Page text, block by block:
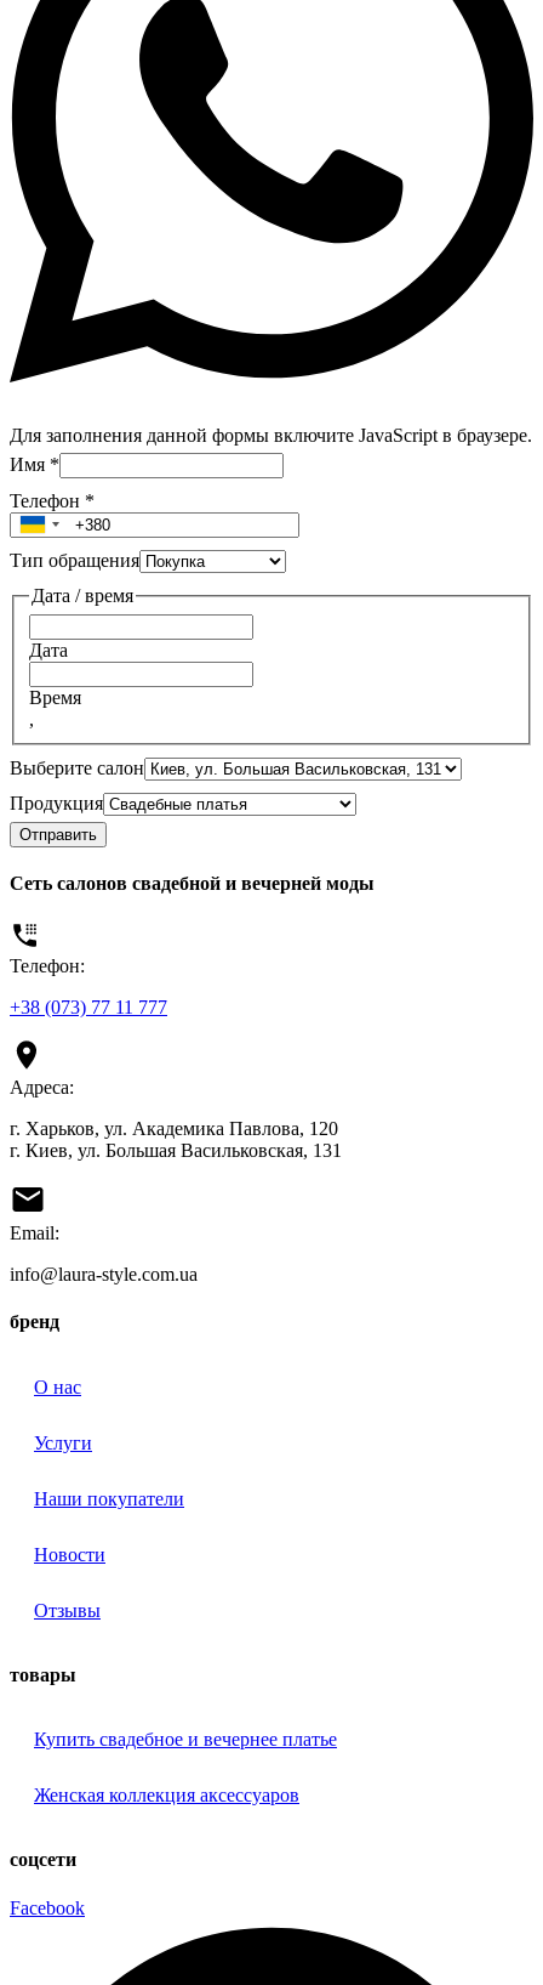
Для заполнения данной формы включите JavaScript в браузере.
Имя *
Телефон *
Ukraine
+380
Тип обращения
Дата / время
Дата
Время
,
Выберите салон
Продукция
Отправить
Сеть салонов свадебной и вечерней моды
Телефон:
+38 (073) 77 11 777
Адреса:
г. Харьков, ул. Академика Павлова, 120
г. Киев, ул. Большая Васильковская, 131
Email:
info@laura-style.com.ua
бренд
О нас
Услуги
Наши покупатели
Новости
Отзывы
товары
Купить свадебное и вечернее платье
Женская коллекция аксессуаров
соцсети
Facebook